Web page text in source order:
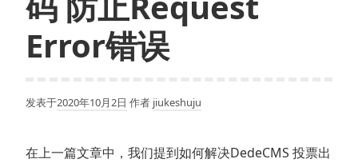
Error错误
发表于2020年10月2日 作者 jiukeshuju
在上一篇文章中，我们提到如何解决DedeCMS 投票出